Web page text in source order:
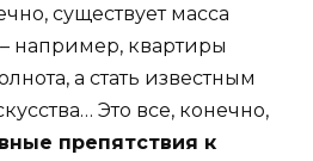
существует масса
например, квартиры
а стать известным
Это все, конечно,
препятствия к